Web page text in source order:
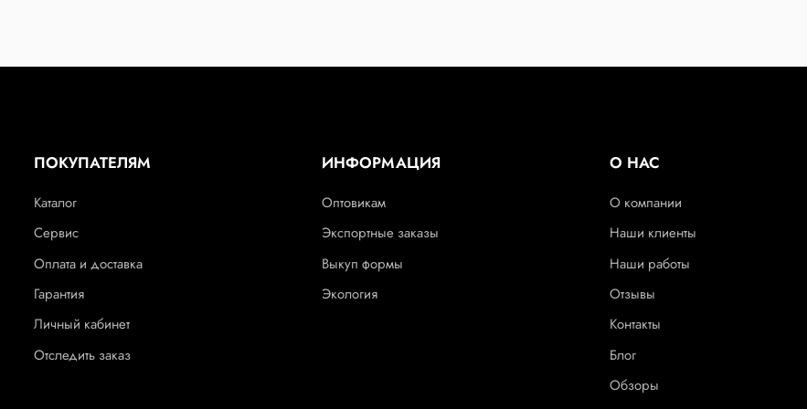
ПОКУПАТЕЛЯМ
Каталог
Сервис
Оплата и доставка
Гарантия
Личный кабинет
Отследить заказ
ИНФОРМАЦИЯ
Оптовикам
Экспортные заказы
Выкуп формы
Экология
О НАС
О компании
Наши клиенты
Наши работы
Отзывы
Контакты
Блог
Обзоры